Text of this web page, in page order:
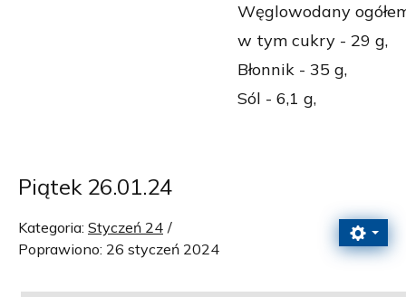
Węglowodany
w tym cukry - 29 g,
Błonnik - 35 g,
Sól - 6,1 g,
Piątek 26.01.24
Kategoria: Styczeń 24
Poprawiono: 26 styczeń 2024